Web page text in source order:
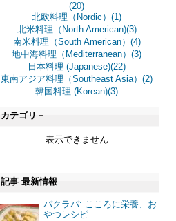
(20)
北欧料理（Nordic）(1)
北米料理（North American)(3)
南米料理（South American）(4)
地中海料理（Mediterranean）(3)
日本料理 (Japanese)(22)
東南アジア料理（Southeast Asia）(2)
韓国料理 (Korean)(3)
カテゴリ－
表示できません
記事 最新情報
バクラバ: こころに栄養、お
やつレシピ